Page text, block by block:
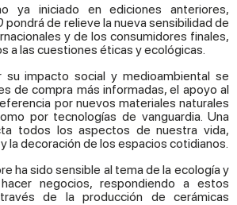
ya iniciado en ediciones anteriores,
pondrá de relieve la nueva sensibilidad de
y de los consumidores finales,
a las cuestiones éticas y ecológicas.
su impacto social y medioambiental se
de compra más informadas, el apoyo al
por nuevos materiales naturales
por tecnologías de vanguardia. Una
todos los aspectos de nuestra vida,
la decoración de los espacios cotidianos.
ha sido sensible al tema de la ecología y
negocios, respondiendo a estos
de la producción de cerámicas